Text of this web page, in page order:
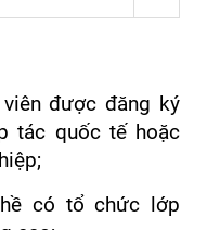
được đăng ký
tác quốc tế hoặc
có tổ chức lớp